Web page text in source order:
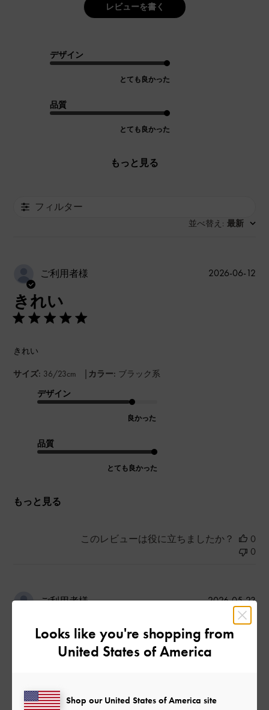
レビューを書く
デザイン
とても良かった
品質
とても良かった
もっと見る
フィルター
並べ替え : 最新
ご利用者様
きれい
きれい
サイズ: 36/23cm | カラー: ブラック系
デザイン
良かった
品質
とても良かった
もっと見る
公
2026-06-12
このレビューは役に立ちましたか？
0
0
ご利用者様
めっちゃいい商品
サイズ: 36/23cm | カラー: ホワイト系
公
2026-05-23
Looks like you're shopping from
United States of America
Shop our United States of America site